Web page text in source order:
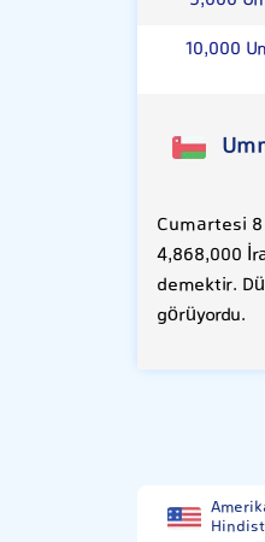
10,000
Cumartesi
4,868,000
demektir.
görüyordu.